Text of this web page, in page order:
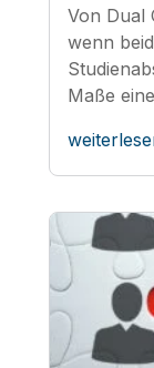
Von Dual
wenn
Maße